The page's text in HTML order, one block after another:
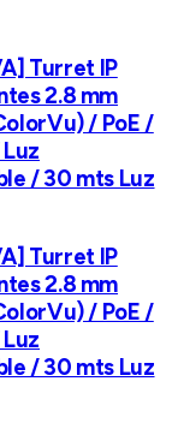
Turret IP
2.8 mm
/ PoE /
/ 30 mts Luz
Turret IP
2.8 mm
/ PoE /
/ 30 mts Luz